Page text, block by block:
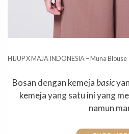
HIJUP X MAJA INDONESIA – Muna Blouse
Bosan dengan kemejabasic
kemeja yang satu ini yang
namun